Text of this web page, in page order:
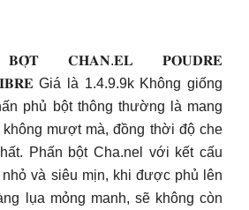
𝐂𝐇𝐀𝐍.𝐄𝐋 𝐏𝐎𝐔𝐃𝐑𝐄
Giá là 1.4.9.9k Không giống
phủ bột thông thường là mang
mượt mà, đồng thời độ che
Phấn bột Cha.nel với kết cấu
và siêu mịn, khi được phủ lên
lụa mỏng manh, sẽ không còn